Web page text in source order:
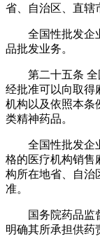
省、自治区、直辖
全国性批发企
品批发业务。
第二十五条
经批准可以向取得
机构以及依照本条
类精神药品。
全国性批发企
格的医疗机构销售
构所在地省、自治
准。
国务院药品监
明确其所承担供药